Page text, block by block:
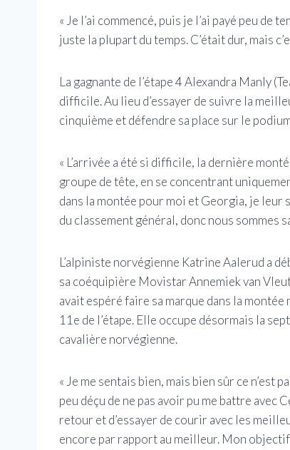
« Je l’ai commencé, puis je l’ai payé peu de
juste la plupart du temps. C’était dur, mais
La gagnante de l’étape 4 Alexandra Manly
difficile. Au lieu d’essayer de suivre la
cinquième et défendre sa place sur le
« L’arrivée a été si difficile, la dernière
groupe de tête, en se concentrant
dans la montée pour moi et Georgia, je
du classement général, donc nous sommes
L’alpiniste norvégienne Katrine Aalerud a
sa coéquipière Movistar Annemiek van
avait espéré faire sa marque dans la
11e de l’étape. Elle occupe désormais la
cavalière norvégienne.
« Je me sentais bien, mais bien sûr ce n’est
peu déçu de ne pas avoir pu me battre avec
retour et d’essayer de courir avec les
encore par rapport au meilleur. Mon